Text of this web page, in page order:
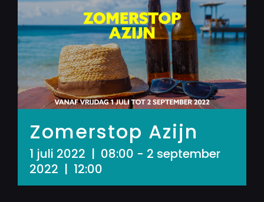
Zomerstop Azijn
1 juli 2022 | 08:00 - 2 september
2022 | 12:00